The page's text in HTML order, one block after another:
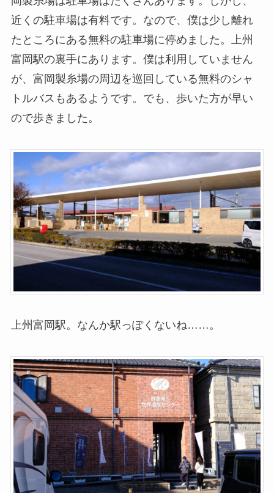
近くの駐車場は有料です。なので、僕は少し離れ
たところにある無料の駐車場に停めました。上州
富岡駅の裏手にあります。僕は利用していません
が、富岡製糸場の周辺を巡回している無料のシャ
トルバスもあるようです。でも、歩いた方が早い
ので歩きました。
上州富岡駅。なんか駅っぽくないね……。